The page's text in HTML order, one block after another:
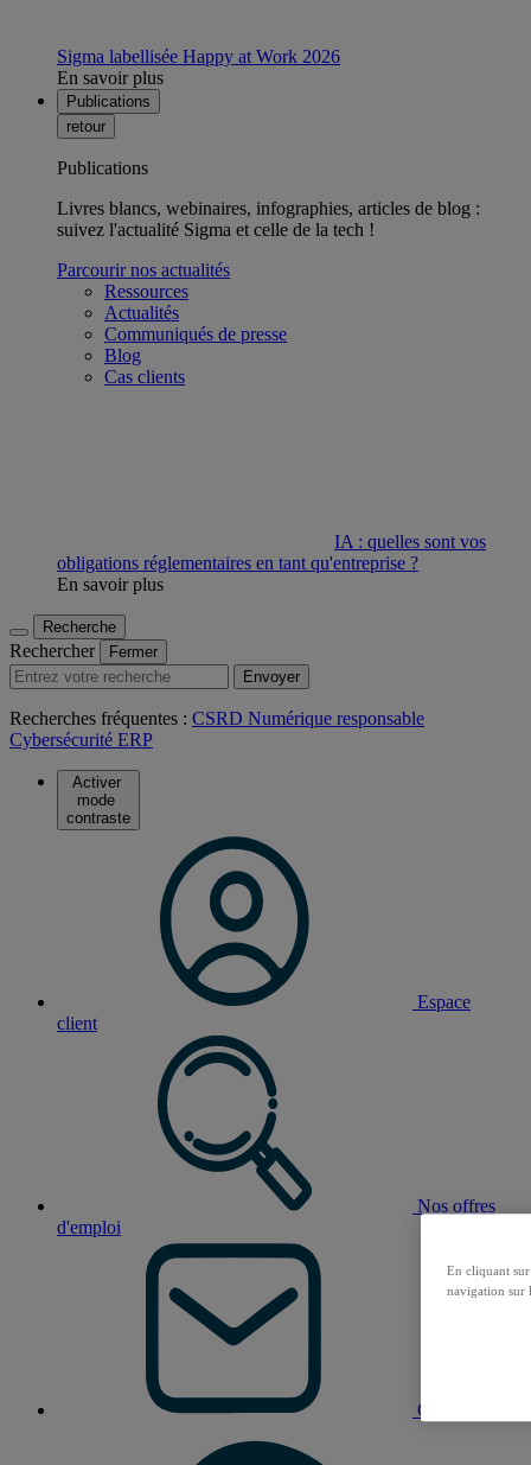
Sigma labellisée Happy at Work 2026
En savoir plus
Publications
retour
Publications
Livres blancs, webinaires, infographies, articles de blog :
suivez l'actualité Sigma et celle de la tech !
Parcourir nos actualités
Ressources
Actualités
Communiqués de presse
Blog
Cas clients
IA : quelles sont vos
obligations réglementaires en tant qu'entreprise ?
En savoir plus
Recherche
Rechercher
Fermer
Envoyer
Recherches fréquentes : CSRD Numérique responsable
Cybersécurité ERP
Activer
mode
contraste
Espace
client
Nos offres
d'emploi
Contact
En cliquant
navigation sur